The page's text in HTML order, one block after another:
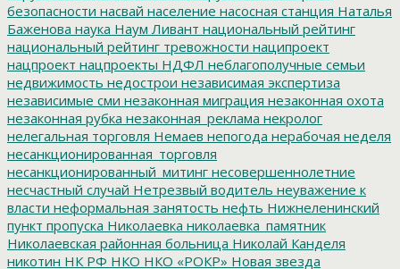
безопасности насвай население насосная станция Наталья
Баженова наука Наум Ливант национальный рейтинг
национальный рейтинг тревожности наципроект
нацпроект нацпроекты НДФЛ неблагополучные семьи
недвижимость недострои независимая экспертиза
независимые сми незаконная миграция незаконная охота
незаконная рубка незаконная_реклама некролог
нелегальная торговля Немаев непогода нерабочая неделя
несанкционированная_торговля
несанкционированный_митинг несовершеннолетние
несчастный случай Нетрезвый водитель неуважение к
власти неформальная занятость нефть Нижнеленинский
пункт пропуска Николаевка николаевка_памятник
Николаевская районная больница Николай Канделя
никотин НК РФ НКО НКО «РОКР» Новая звезда